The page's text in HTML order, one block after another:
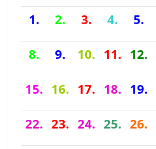
1. 2. 3. 4. 5.
8. 9. 10. 11. 12.
15. 16. 17. 18. 19.
22. 23. 24. 25. 26.